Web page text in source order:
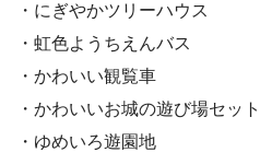
・にぎやかツリーハウス
・虹色ようちえんバス
・かわいい観覧車
・かわいいお城の遊び場セット
・ゆめいろ遊園地